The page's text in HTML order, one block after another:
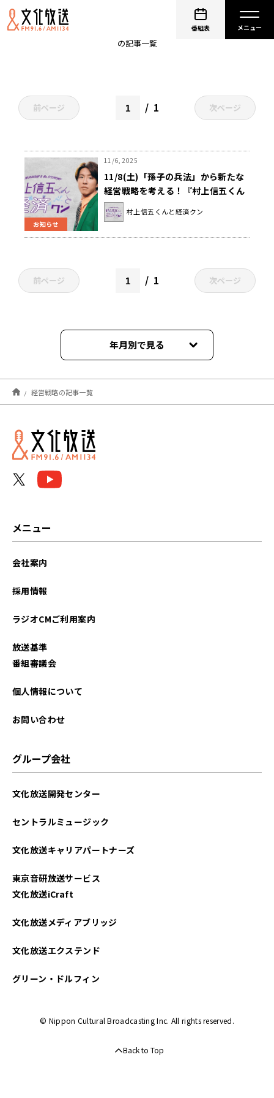
番組表
の記事一覧
前ページ 1 次ページ
お知らせ
11/6, 2025
11/8(土)「孫子の兵法」から新たな
経営戦略を考える！『村上信五くん
と経済クン』
村上信五くんと経済クン
前ページ 1 次ページ
年月別で見る
2025年11月
2022年05月
経営戦略の記事一覧
メニュー
会社案内
採用情報
ラジオCMご利用案内
放送基準
番組審議会
個人情報について
お問い合わせ
グループ会社
文化放送開発センター
セントラルミュージック
文化放送キャリアパートナーズ
東京音研放送サービス
文化放送iCraft
文化放送メディアブリッジ
文化放送エクステンド
グリーン・ドルフィン
© Nippon Cultural Broadcasting Inc. All rights reserved.
Back to Top